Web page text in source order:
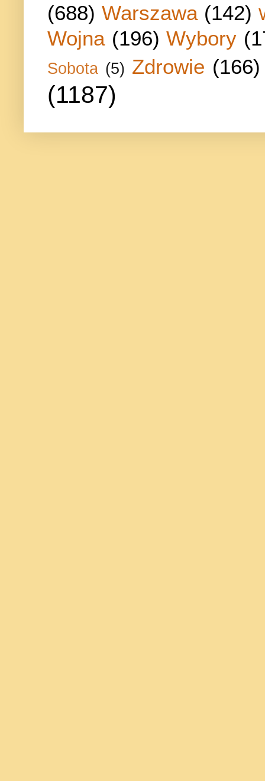
(688) Warszawa (142)
Wojna (196) Wybory
Sobota (5) Zdrowie (166)
(1187)